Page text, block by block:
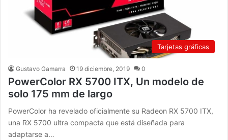
Tarjetas gráficas
Gustavo Gamarra 19 diciembre, 2019 0
PowerColor RX 5700 ITX, Un modelo de
solo 175 mm de largo
PowerColor ha revelado oficialmente su Radeon RX 5700 ITX,
una RX 5700 ultra compacta que está diseñada para
adaptarse a…